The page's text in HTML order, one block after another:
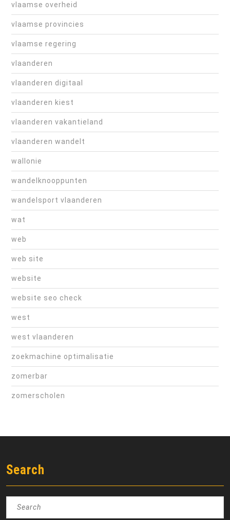
vlaamse overheid
vlaamse provincies
vlaamse regering
vlaanderen
vlaanderen digitaal
vlaanderen kiest
vlaanderen vakantieland
vlaanderen wandelt
wallonie
wandelknooppunten
wandelsport vlaanderen
wat
web
web site
website
website seo check
west
west vlaanderen
zoekmachine optimalisatie
zomerbar
zomerscholen
Search
Search